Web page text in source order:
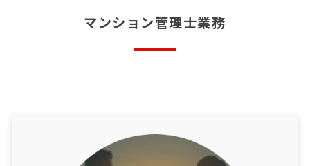
マンション管理士業務